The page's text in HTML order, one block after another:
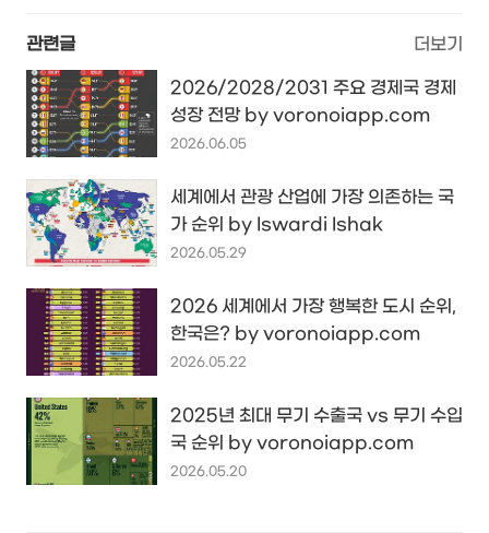
관련글 더보기
2026/2028/2031 주요 경제국 경제
성장 전망 by voronoiapp.com
2026.06.05
세계에서 관광 산업에 가장 의존하는 국
가 순위 by Iswardi Ishak
2026.05.29
2026 세계에서 가장 행복한 도시 순위,
한국은? by voronoiapp.com
2026.05.22
2025년 최대 무기 수출국 vs 무기 수입
국 순위 by voronoiapp.com
2026.05.20